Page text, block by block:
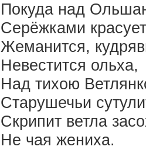
Покуда над
Серёжками
Жеманится,
Невестится ольха,
Над тихою
Старушечьи
Скрипит ветла
Не чая жениха.